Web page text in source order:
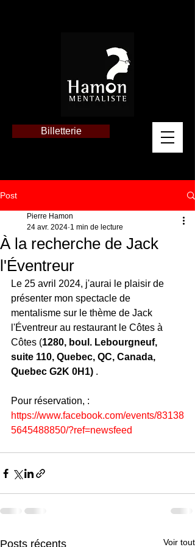
Billetterie
Post
À la recherche de Jack
l'Éventreur
Pierre Hamon
24 avr. 2024 1 min de lecture
Le 25 avril 2024, j'aurai le plaisir de
présenter mon spectacle de
mentalisme sur le thème de Jack
l'Éventreur au restaurant le Côtes à
Côtes (1280, boul. Lebourgneuf,
suite 110, Quebec, QC, Canada,
Quebec G2K 0H1) .
Pour réservation, :
https://www.facebook.com/events/83138
5645488850/?ref=newsfeed
Posts récents Voir tout